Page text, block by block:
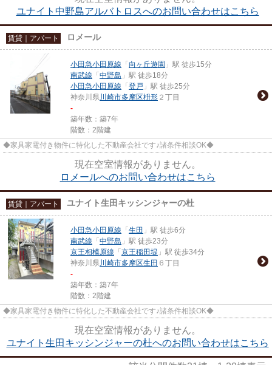
ユナイト中野島アルバトロスへのお問い合わせはこちら
賃貸｜アパート ロメール
小田急小田原線 「 向ヶ丘遊園 」駅 徒歩15分
南武線 「 中野島 」駅 徒歩18分
小田急小田原線 「 登戸 」駅 徒歩25分
神奈川県川崎市多摩区枡形 ２丁目
-
築年数：築7年
階数：2階建
◆家具家電付き物件に特化した不動産会社です♪諸条件相談OK◆
現在空室情報がありません。
ロメールへのお問い合わせはこちら
賃貸｜アパート ユナイト生田キッシンジャーの杜
小田急小田原線 「 生田 」駅 徒歩6分
南武線 「 中野島 」駅 徒歩23分
京王相模原線 「 京王稲田堤 」駅 徒歩34分
神奈川県川崎市多摩区生田 ６丁目
-
築年数：築7年
階数：2階建
◆家具家電付き物件に特化した不動産会社です♪諸条件相談OK◆
現在空室情報がありません。
ユナイト生田キッシンジャーの杜へのお問い合わせはこちら